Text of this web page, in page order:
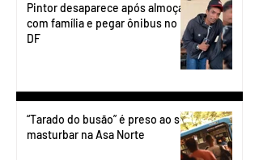
Pintor desaparece após almoçar
com família e pegar ônibus no
DF
“Tarado do busão” é preso ao se
masturbar na Asa Norte